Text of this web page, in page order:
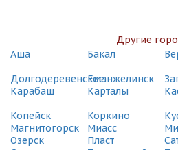
Другие
Аша
Бакал
ДолгодеревенскоеЕманжелинск
Карабаш
Карталы
Копейск
Коркино
Магнитогорск
Миасс
Озерск
Пласт